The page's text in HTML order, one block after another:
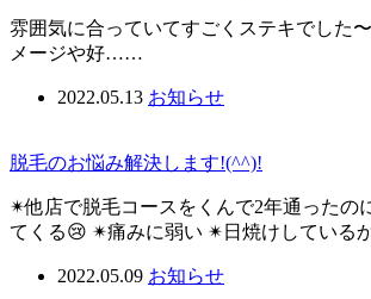
雰囲気に合っていてすごくステキでした
メージや好……
2022.05.13 お知らせ
脱毛のお悩み解決します!(^^)!
✴︎他店で脱毛コースをくんで2年通ったの
てくる😢 ✴︎痛みに弱い ✴︎日焼けしてい
2022.05.09 お知らせ